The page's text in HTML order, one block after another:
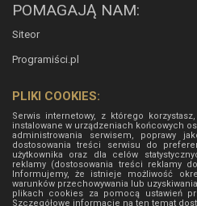
POMAGAJĄ NAM:
Siteor
Programiści.pl
PLIKI COOKIES:
Serwis internetowy, z którego
instalowane w urządzeniach końcowych
administrowania serwisem, poprawy
dostosowania treści serwisu do
użytkownika oraz dla celów
reklamy (dostosowania treści reklamy
Informujemy, że istnieje możliwość
warunków przechowywania lub
plikach cookies za pomocą ustawień
Szczegółowe informacje na ten temat